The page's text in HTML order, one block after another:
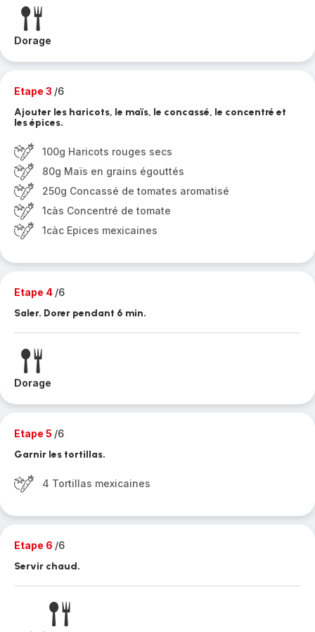
Dorage
Etape 3 /6
Ajouter les haricots, le maïs, le concassé, le concentré et
les épices.
100g Haricots rouges secs
80g Maïs en grains égouttés
250g Concassé de tomates aromatisé
1càs Concentré de tomate
1càc Epices mexicaines
Etape 4 /6
Saler. Dorer pendant 6 min.
Dorage
Etape 5 /6
Garnir les tortillas.
4 Tortillas mexicaines
Etape 6 /6
Servir chaud.